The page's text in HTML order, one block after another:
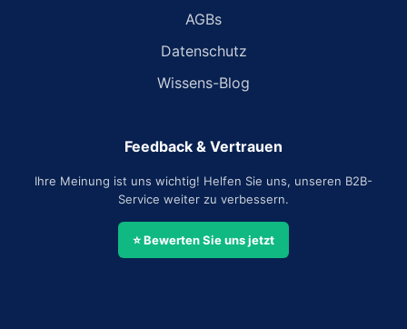
AGBs
Datenschutz
Wissens-Blog
Feedback & Vertrauen
Ihre Meinung ist uns wichtig! Helfen Sie uns, unseren B2B-
Service weiter zu verbessern.
⭐ Bewerten Sie uns jetzt